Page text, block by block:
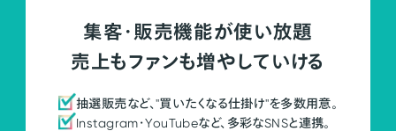
集客・販売機能が使い放題
売上もファンも増やしていける
抽選販売など、"買いたくなる仕掛け"を多数用意。
Instagram・YouTubeなど、多彩なSNSと連携。